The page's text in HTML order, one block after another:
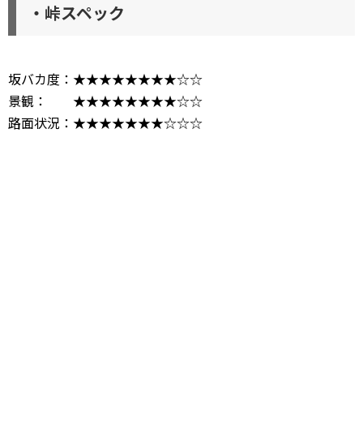
・峠スペック
坂バカ度：★★★★★★★★☆☆
景観： ★★★★★★★★☆☆
路面状況：★★★★★★★☆☆☆